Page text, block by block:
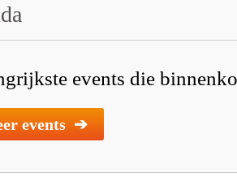
events die
events ➔